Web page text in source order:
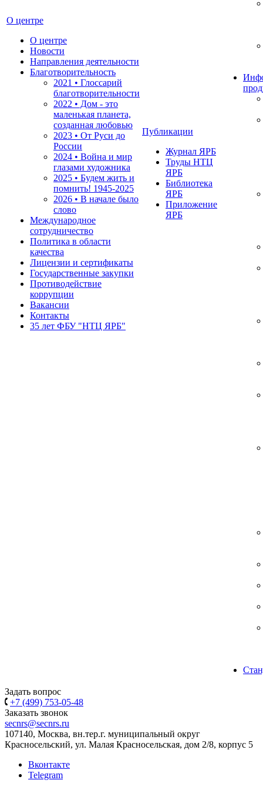
О центре
О центре
Новости
Направления деятельности
Благотворительность
2021 • Глоссарий
благотворительности
2022 • Дом - это
маленькая планета,
созданная любовью
2023 • От Руси до
России
2024 • Война и мир
глазами художника
2025 • Будем жить и
помнить! 1945-2025
2026 • В начале было
слово
Международное
сотрудничество
Политика в области
качества
Лицензии и сертификаты
Государственные закупки
Противодействие
коррупции
Вакансии
Контакты
35 лет ФБУ "НТЦ ЯРБ"
Публикации
Журнал ЯРБ
Труды НТЦ
ЯРБ
Библиотека
ЯРБ
Приложение
ЯРБ
Задать вопрос
+7 (499) 753-05-48
Заказать звонок
secnrs@secnrs.ru
107140, Москва, вн.тер.г. муниципальный округ
Красносельский, ул. Малая Красносельская, дом 2/8, корпус 5
Вконтакте
Telegram